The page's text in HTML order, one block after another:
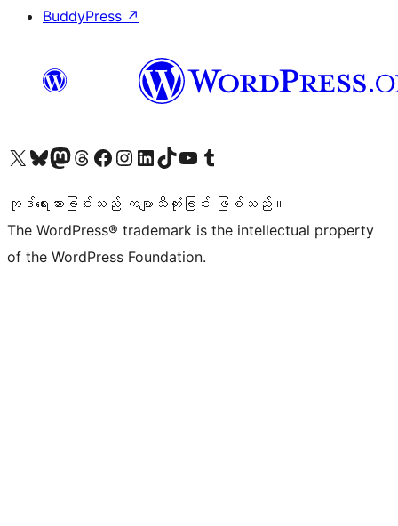
BuddyPress ↗
ကျွန်ုပ်တို့၏ X (ယခင် Twitter) အကောင့်သို့ သွားရောက်ကြည့်ရှုပါကျွန်ုပ်တို့၏ Bluesky အကောင့်သို့ ဝင်ရောက်ကြည့်ရှုရန်
ကျွန်ုပ်တို့၏ Mastodon အကောင့်သို့ သွားရောက်ကြည့်ရှုပါကျွန်ုပ်တို့၏ Threads အကောင့်သို့ ဝင်ရောက်ကြည့်ရှုရန်
ကျွန်ုပ်တို့၏ Facebook စာမျက်နှာသို့ သွားရောက်ကြည့်ရှုပါကျွန်ုပ်တို့၏ Instagram အကောင့်သို့ သွားရောက်ကြည့်ရှုပါ ကျွန်ုပ်တို့၏ LinkedIn အကောင့်သို့ သွားရောက်ကြည့်ရှုပါကျွန်ုပ်တို့၏ TikTok အကောင့်သို့ ဝင်ရောက်ကြည့်ရှုရန်
ကျွန်ုပ်တို့၏ YouTube ချန်နယ်သို့ သွားရောက်ကြည့်ရှုပါ ကျွန်ုပ်တို့၏ Tumblr အကောင့်သို့ ဝင်ရောက်ကြည့်ရှုရန်
ကုဒ်ရေးသားခြင်းသည် ကဗျာသီကုံးခြင်း ဖြစ်သည်။
The WordPress® trademark is the intellectual property
of the WordPress Foundation.